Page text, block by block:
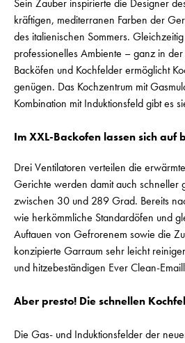
Sein Zauber inspirierte die Designer
kräftigen, mediterranen Farben der
des italienischen Sommers.
professionelles Ambiente – ganz in
Backöfen und Kochfelder ermöglicht
genügen. Das Kochzentrum mit
Kombination mit Induktionsfeld gibt es
Im XXL-Backofen lassen sich
Drei Ventilatoren verteilen die
Gerichte werden damit auch schneller
zwischen 30 und 289 Grad. Bereits
wie herkömmliche Standardöfen und
Auftauen von Gefrorenem sowie die
konzipierte Garraum sehr leicht
und hitzebeständigen Ever Clean-
Aber presto! Die schnellen
Die Gas- und Induktionsfelder der